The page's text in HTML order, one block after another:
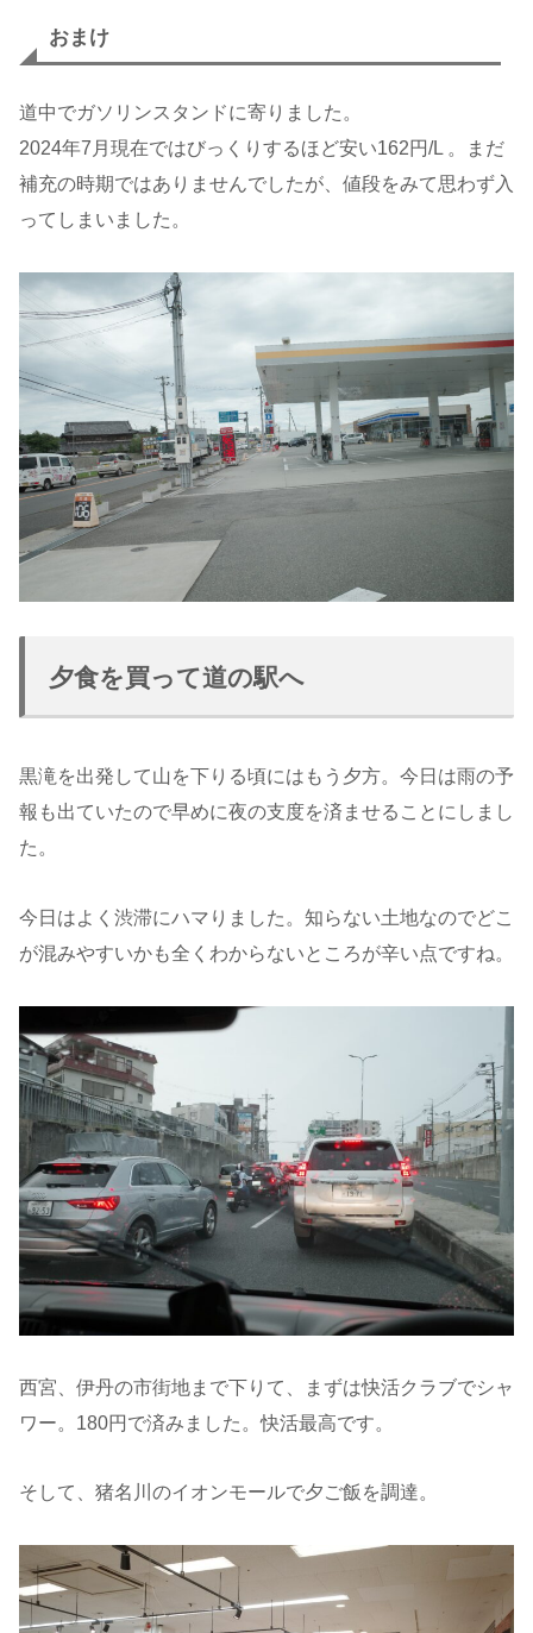
おまけ
道中でガソリンスタンドに寄りました。
2024年7月現在ではびっくりするほど安い162円/L 。まだ
補充の時期ではありませんでしたが、値段をみて思わず入
ってしまいました。
夕食を買って道の駅へ
黒滝を出発して山を下りる頃にはもう夕方。今日は雨の予
報も出ていたので早めに夜の支度を済ませることにしまし
た。
今日はよく渋滞にハマりました。知らない土地なのでどこ
が混みやすいかも全くわからないところが辛い点ですね。
西宮、伊丹の市街地まで下りて、まずは快活クラブでシャ
ワー。180円で済みました。快活最高です。
そして、猪名川のイオンモールで夕ご飯を調達。